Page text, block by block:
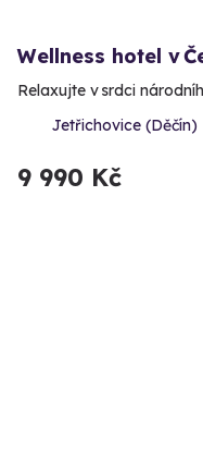
Wellness hotel v
Relaxujte v srdci
Jetřichovice (Děčín)
9 990 Kč